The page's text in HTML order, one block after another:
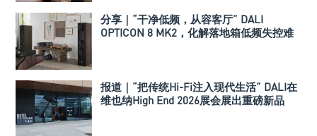
分享｜“干净低频，从容客厅” DALI
OPTICON 8 MK2，化解落地箱低频失控难
报道｜“把传统Hi-Fi注入现代生活” DALI在
维也纳High End 2026展会展出重磅新品